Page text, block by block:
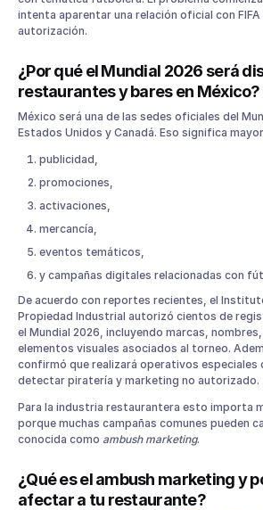
Checklist legal para restaurantes y bares
Sí puedes:
La oportunidad real para restaurantes en
intenta aparentar una relación oficial con
autorización.
¿Por qué el Mundial 2026 será
restaurantes y bares en México?
México será una de las sedes oficiales del
Estados Unidos y Canadá. Eso significa
publicidad,
promociones,
activaciones,
mercancía,
eventos temáticos,
y campañas digitales relacionadas con
De acuerdo con reportes recientes, el
Propiedad Industrial autorizó cientos de
el Mundial 2026, incluyendo marcas,
elementos visuales asociados al torneo.
confirmó que realizará operativos especiales
detectar piratería y marketing no autorizado.
Para la industria restaurantera esto importa
porque muchas campañas comunes pueden
conocida como ambush marketing.
¿Qué es el ambush marketing y
afectar a tu restaurante?